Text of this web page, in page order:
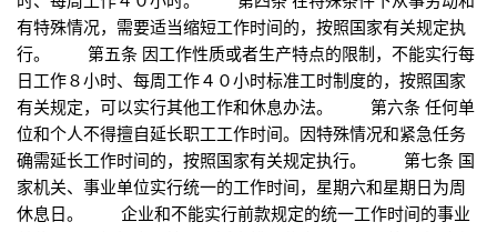
有特殊情况，需要适当缩短工作时间的，按照国家有关规定执
行。 第五条 因工作性质或者生产特点的限制，不能实行每
日工作８小时、每周工作４０小时标准工时制度的，按照国家
有关规定，可以实行其他工作和休息办法。 第六条 任何单
位和个人不得擅自延长职工工作时间。因特殊情况和紧急任务
确需延长工作时间的，按照国家有关规定执行。 第七条 国
家机关、事业单位实行统一的工作时间，星期六和星期日为周
休息日。 企业和不能实行前款规定的统一工作时间的事业